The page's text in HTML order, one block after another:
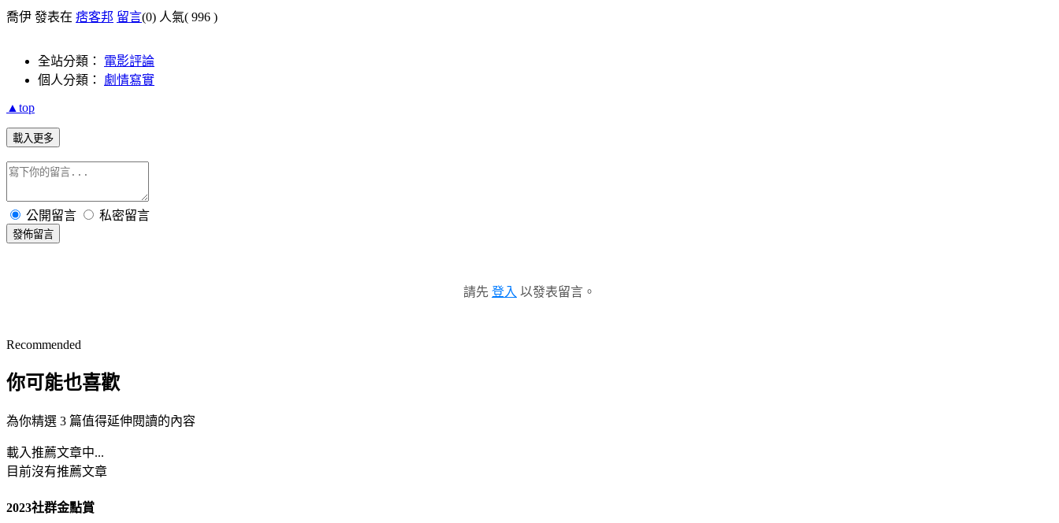
喬伊 發表在 痞客邦 留言(0) 人氣( 996 )
全站分類： 電影評論
個人分類： 劇情寫實
▲top
載入更多
公開留言 私密留言
發佈留言
請先 登入 以發表留言。
Recommended
你可能也喜歡
為你精選 3 篇值得延伸閱讀的內容
載入推薦文章中...
目前沒有推薦文章
2023社群金點賞